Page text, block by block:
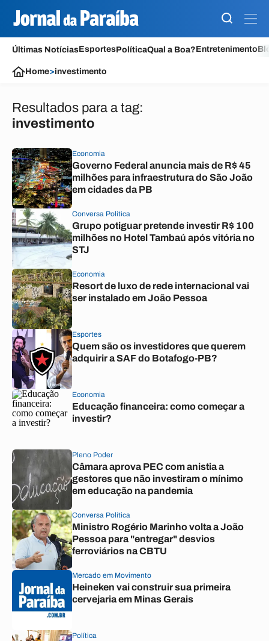
Últimas NotíciasEsportesPolíticaQual a Boa?Entretenimento
Home>investimento
Resultados para a tag:
investimento
Economia
Governo Federal anuncia mais de R$ 45
milhões para infraestrutura do São João
em cidades da PB
Conversa Política
Grupo potiguar pretende investir R$ 100
milhões no Hotel Tambaú após vitória no
STJ
Economia
Resort de luxo de rede internacional vai
ser instalado em João Pessoa
Esportes
Quem são os investidores que querem
adquirir a SAF do Botafogo-PB?
Economia
Educação financeira: como começar a
investir?
Pleno Poder
Câmara aprova PEC com anistia a
gestores que não investiram o mínimo
em educação na pandemia
Conversa Política
Ministro Rogério Marinho volta a João
Pessoa para "entregar" desvios
ferroviários na CBTU
Mercado em Movimento
Heineken vai construir sua primeira
cervejaria em Minas Gerais
Política